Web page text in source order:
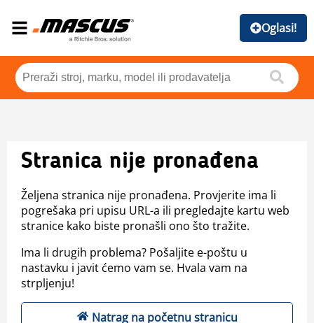
Oglasi!
Stranica nije pronađena
Željena stranica nije pronađena. Provjerite ima li
pogrešaka pri upisu URL-a ili pregledajte kartu web
stranice kako biste pronašli ono što tražite.
Ima li drugih problema? Pošaljite e-poštu u
nastavku i javit ćemo vam se. Hvala vam na
strpljenju!
Natrag na početnu stranicu